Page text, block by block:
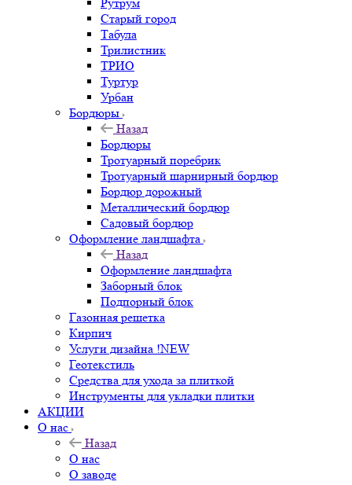
Старый город
Табула
Трилистник
ТРИО
Туртур
Урбан
Бордюры
Назад
Бордюры
Тротуарный поребрик
Тротуарный шарнирный бордюр
Бордюр дорожный
Металлический бордюр
Садовый бордюр
Оформление ландшафта
Назад
Оформление ландшафта
Заборный блок
Подпорный блок
Газонная решетка
Кирпич
Услуги дизайна !NEW
Геотекстиль
Средства для ухода за плиткой
Инструменты для укладки плитки
АКЦИИ
О нас
Назад
О нас
О заводе